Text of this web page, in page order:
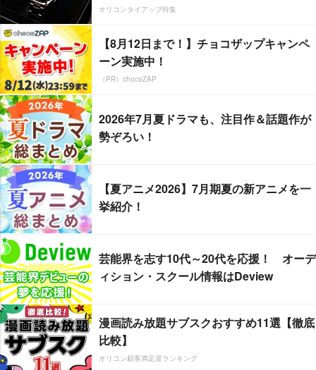
オリコンタイアップ特集
【8月12日まで！】チョコザップキャンペ
ーン実施中！
（PR）chocoZAP
2026年7月夏ドラマも、注目作＆話題作が
勢ぞろい！
【夏アニメ2026】7月期夏の新アニメを一
挙紹介！
芸能界を志す10代～20代を応援！ オーデ
ィション・スクール情報はDeview
漫画読み放題サブスクおすすめ11選【徹底
比較】
オリコン顧客満足度ランキング